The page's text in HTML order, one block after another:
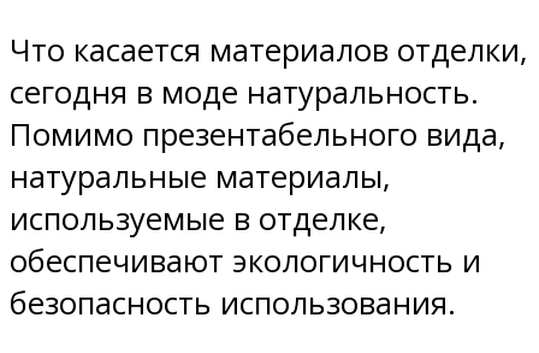
Что касается материалов отделки,
сегодня в моде натуральность.
Помимо презентабельного вида,
натуральные материалы,
используемые в отделке,
обеспечивают экологичность и
безопасность использования.